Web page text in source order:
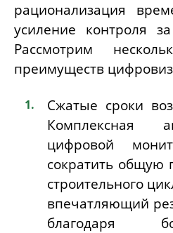
рационализация
усиление контроля
Рассмотрим
преимуществ
Сжатые сроки
Комплексная
цифровой
сократить общую
строительного
впечатляющий
благодаря